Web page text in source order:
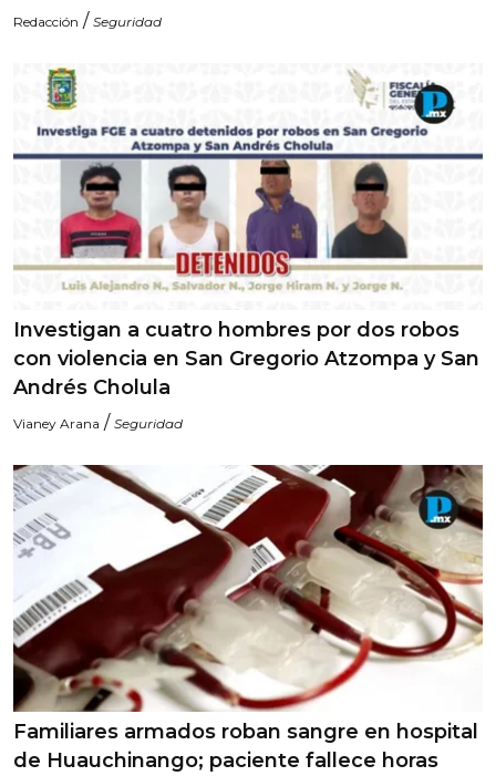
Redacción / Seguridad
Investigan a cuatro hombres por dos robos
con violencia en San Gregorio Atzompa y San
Andrés Cholula
Vianey Arana / Seguridad
Familiares armados roban sangre en hospital
de Huauchinango; paciente fallece horas